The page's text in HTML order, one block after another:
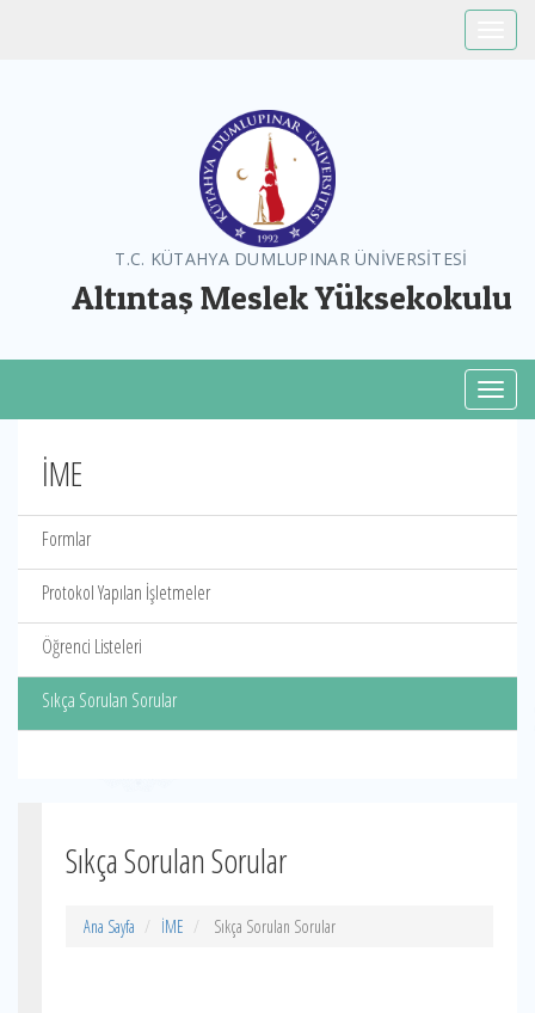
T.C. KÜTAHYA DUMLUPINAR ÜNİVERSİTESİ
Altıntaş Meslek Yüksekokulu
İME
Formlar
Protokol Yapılan İşletmeler
Öğrenci Listeleri
Sıkça Sorulan Sorular
Sıkça Sorulan Sorular
Ana Sayfa İME Sıkça Sorulan Sorular